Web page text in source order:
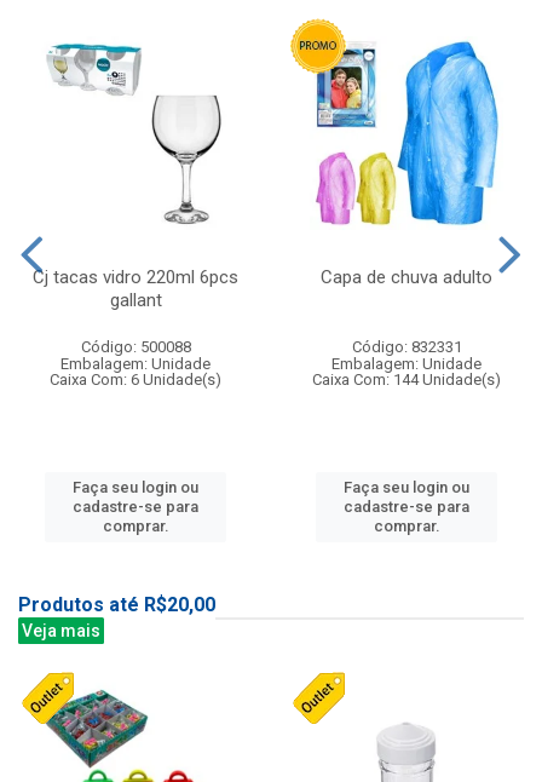
Cj tacas vidro 220ml 6pcs
gallant
Código: 500088
Embalagem: Unidade
Caixa Com: 6 Unidade(s)
Faça seu login ou
cadastre-se para
comprar.
Capa de chuva adulto
Código: 832331
Embalagem: Unidade
Caixa Com: 144 Unidade(s)
Faça seu login ou
cadastre-se para
comprar.
Produtos até R$20,00
Veja mais